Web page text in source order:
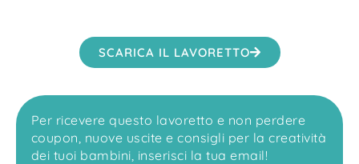
SCARICA IL LAVORETTO
Per ricevere questo lavoretto e non perdere
coupon, nuove uscite e consigli per la creatività
dei tuoi bambini, inserisci la tua email!